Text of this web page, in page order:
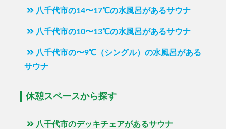
八千代市の14〜17℃の水風呂があるサウナ
八千代市の10〜13℃の水風呂があるサウナ
八千代市の〜9℃（シングル）の水風呂がある
サウナ
休憩スペースから探す
八千代市のデッキチェアがあるサウナ